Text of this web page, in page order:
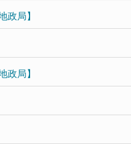
政局】
政局】